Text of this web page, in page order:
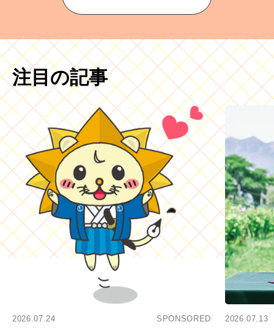
注目の記事
2026.07.24 SPONSORED 2026.07.13